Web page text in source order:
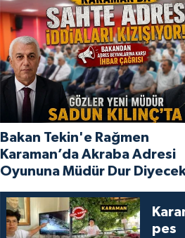
Bakan Tekin'e Rağmen
Karaman’da Akraba Adresi
Oyununa Müdür Dur
pes